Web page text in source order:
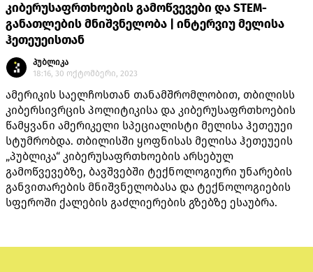
კიბერუსაფრთხოების გამოწვევები და STEM-
განათლების მნიშვნელობა | ინტერვიუ მელისა
ჰეთეუეისთან
პუბლიკა
18:16, 30 ოქტომბერი, 2023
ამერიკის საელჩოსთან თანამშრომლობით, თბილისს
კიბერსივრცის პოლიტიკისა და კიბერუსაფრთხოების
წამყვანი ამერიკელი სპეციალისტი მელისა ჰეთეუეი
სტუმრობდა. თბილისში ყოფნისას მელისა ჰეთეუეის
„პუბლიკა“ კიბერუსაფრთხოების არსებულ
გამოწვევებზე, ბავშვებში ტექნოლოგიური უნარების
განვითარების მნიშვნელობასა და ტექნოლოგიების
სფეროში ქალების გაძლიერების გზებზე ესაუბრა.